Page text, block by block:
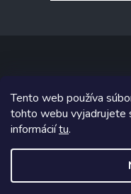
Tento web používa
tohto webu vyjadrujete
informáciítu.
Copyright 2026 Pivné
Grafický návrh vytvoril a